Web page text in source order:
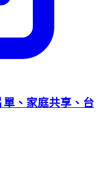
、家庭共享、台